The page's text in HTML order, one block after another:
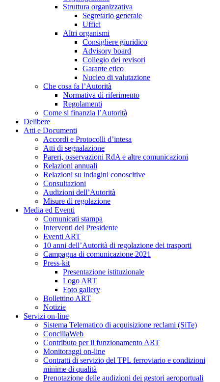
Struttura organizzativa
Segretario generale
Uffici
Altri organismi
Consigliere giuridico
Advisory board
Collegio dei revisori
Garante etico
Nucleo di valutazione
Che cosa fa l’Autorità
Normativa di riferimento
Regolamenti
Come si finanzia l’Autorità
Delibere
Atti e Documenti
Accordi e Protocolli d’intesa
Atti di segnalazione
Pareri, osservazioni RdA e altre comunicazioni
Relazioni annuali
Relazioni su indagini conoscitive
Consultazioni
Audizioni dell’Autorità
Misure di regolazione
Media ed Eventi
Comunicati stampa
Interventi del Presidente
Eventi ART
10 anni dell’Autorità di regolazione dei trasporti
Campagna di comunicazione 2021
Press-kit
Presentazione istituzionale
Logo ART
Foto gallery
Bollettino ART
Notizie
Servizi on-line
Sistema Telematico di acquisizione reclami (SiTe)
ConciliaWeb
Contributo per il funzionamento ART
Monitoraggi on-line
Contratti di servizio del TPL ferroviario e condizioni
minime di qualità
Prenotazione delle audizioni dei gestori aeroportuali